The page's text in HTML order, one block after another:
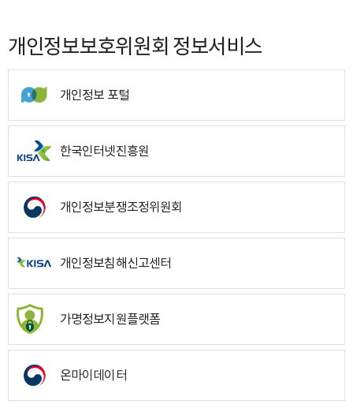
개인정보보호위원회 정보서비스
개인정보 포털
한국인터넷진흥원
개인정보분쟁조정위원회
개인정보침해신고센터
가명정보지원플랫폼
온마이데이터